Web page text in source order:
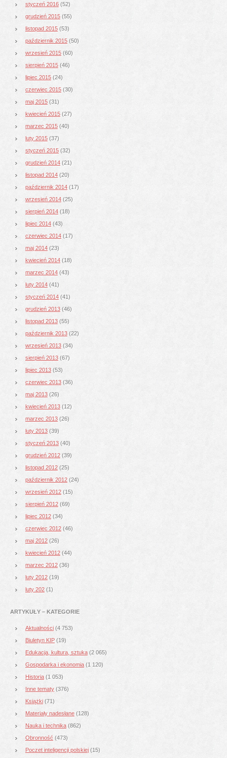
styczeń 2016 (52)
grudzień 2015 (55)
listopad 2015 (53)
październik 2015 (50)
wrzesień 2015 (60)
sierpień 2015 (46)
lipiec 2015 (24)
czerwiec 2015 (30)
maj 2015 (31)
kwiecień 2015 (27)
marzec 2015 (40)
luty 2015 (37)
styczeń 2015 (32)
grudzień 2014 (21)
listopad 2014 (20)
październik 2014 (17)
wrzesień 2014 (25)
sierpień 2014 (18)
lipiec 2014 (43)
czerwiec 2014 (17)
maj 2014 (23)
kwiecień 2014 (18)
marzec 2014 (43)
luty 2014 (41)
styczeń 2014 (41)
grudzień 2013 (46)
listopad 2013 (55)
październik 2013 (22)
wrzesień 2013 (34)
sierpień 2013 (67)
lipiec 2013 (53)
czerwiec 2013 (36)
maj 2013 (26)
kwiecień 2013 (12)
marzec 2013 (26)
luty 2013 (39)
styczeń 2013 (40)
grudzień 2012 (39)
listopad 2012 (25)
październik 2012 (24)
wrzesień 2012 (15)
sierpień 2012 (69)
lipiec 2012 (34)
czerwiec 2012 (46)
maj 2012 (26)
kwiecień 2012 (44)
marzec 2012 (36)
luty 2012 (19)
luty 202 (1)
ARTYKUŁY – KATEGORIE
Aktualności (4 753)
Biuletyn KIP (19)
Edukacja, kultura, sztuka (2 065)
Gospodarka i ekonomia (1 120)
Historia (1 053)
Inne tematy (376)
Książki (71)
Materiały nadesłane (128)
Nauka i technika (862)
Obronność (473)
Poczet inteligencji polskiej (15)